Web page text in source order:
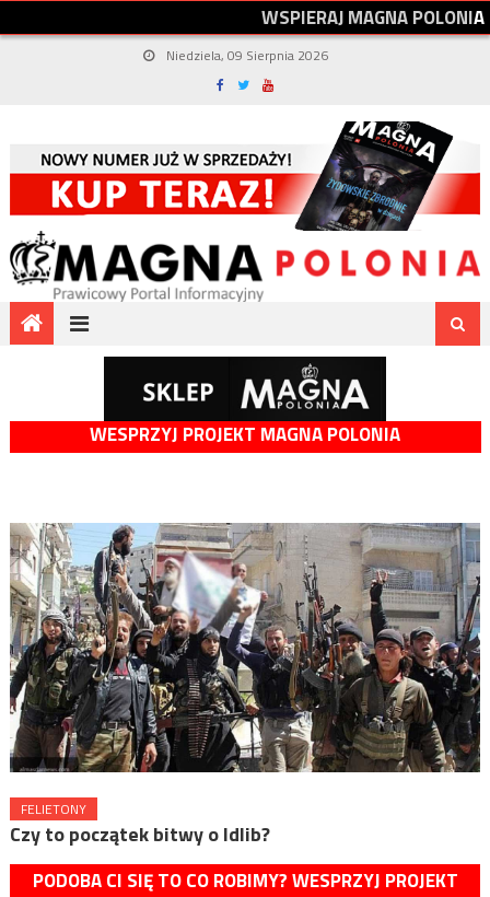
WSPIERAJMAGNAPOLONIA
Niedziela, 09 Sierpnia 2026
WESPRZYJ PROJEKT MAGNA POLONIA
FELIETONY
Czy to początek bitwy o Idlib?
PODOBA CI SIĘ TO CO ROBIMY? WESPRZYJ PROJEKT